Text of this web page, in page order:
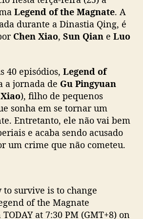
f
m
m
l
e
n
d
a
d
o
g
ó
c
Legend of the Magnate. A
durante a Dinastia Qing, é
Chen Xiao, Sun Qian e Luo
40 episódios, Legend of
a jornada de Gu Pingyuan
), filho de pequenos
sonha em se tornar um
Entretanto, ele não vai bem
e acaba sendo acusado
um crime que não cometeu.
survive is to change
of the Magnate
at 7:30 PM (GMT+8) on